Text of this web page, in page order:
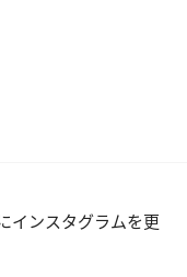
インスタグラムを更